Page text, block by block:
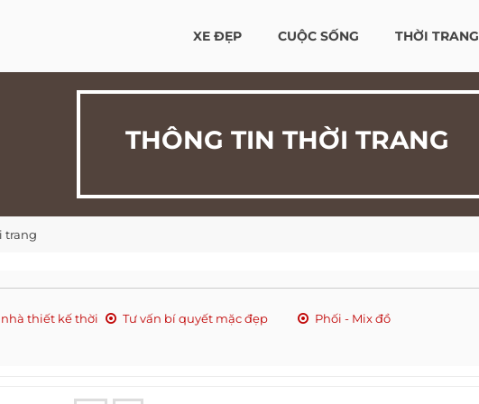
XE ĐẸP CUỘC SỐNG THỜI TRANG
THÔNG TIN THỜI TRANG
trang
thiết kế thời
Tư vấn bí quyết mặc đẹp Phối - Mix đồ